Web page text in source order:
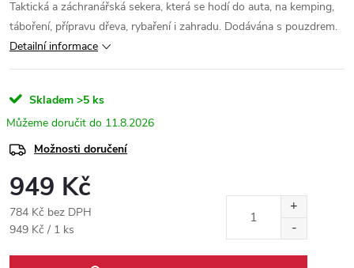
Taktická a záchranářská sekera, která se hodí do auta, na kemping,
táboření, přípravu dřeva, rybaření i zahradu. Dodávána s pouzdrem.
Detailní informace
Skladem >5 ks
11.8.2026
Možnosti doručení
949 Kč
784 Kč bez DPH
Měrná
949 Kč / 1 ks